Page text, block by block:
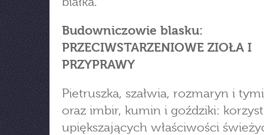
Budowniczowie blasku:
PRZECIWSTARZENIOWE ZIOŁA I
PRZYPRAWY
Pietruszka, szałwia, rozmaryn i
oraz imbir, kumin i goździki:
upiększających właściwości